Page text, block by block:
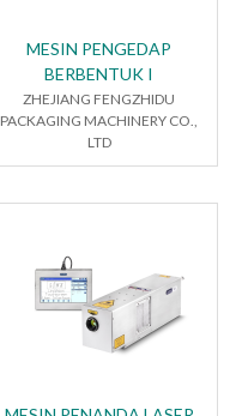
MESIN PENGEDAP
BERBENTUK I
ZHEJIANG FENGZHIDU
PACKAGING MACHINERY CO.,
LTD